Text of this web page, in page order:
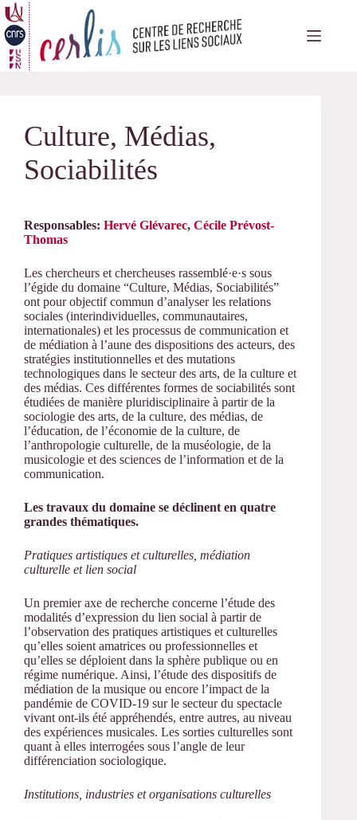
Passer
au
contenu
Culture, Médias,
Sociabilités
Responsables: Hervé Glévarec, Cécile Prévost-
Thomas
Les chercheurs et chercheuses rassemblé·e·s sous
l’égide du domaine “Culture, Médias, Sociabilités”
ont pour objectif commun d’analyser les relations
sociales (interindividuelles, communautaires,
internationales) et les processus de communication et
de médiation à l’aune des dispositions des acteurs, des
stratégies institutionnelles et des mutations
technologiques dans le secteur des arts, de la culture et
des médias. Ces différentes formes de sociabilités sont
étudiées de manière pluridisciplinaire à partir de la
sociologie des arts, de la culture, des médias, de
l’éducation, de l’économie de la culture, de
l’anthropologie culturelle, de la muséologie, de la
musicologie et des sciences de l’information et de la
communication.
Les travaux du domaine se déclinent en quatre
grandes thématiques.
Pratiques artistiques et culturelles, médiation
culturelle et lien social
Un premier axe de recherche concerne l’étude des
modalités d’expression du lien social à partir de
l’observation des pratiques artistiques et culturelles
qu’elles soient amatrices ou professionnelles et
qu’elles se déploient dans la sphère publique ou en
régime numérique. Ainsi, l’étude des dispositifs de
médiation de la musique ou encore l’impact de la
pandémie de COVID-19 sur le secteur du spectacle
vivant ont-ils été appréhendés, entre autres, au niveau
des expériences musicales. Les sorties culturelles sont
quant à elles interrogées sous l’angle de leur
différenciation sociologique.
Institutions, industries et organisations culturelles